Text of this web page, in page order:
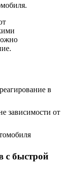
в
зависимости от
с быстрой